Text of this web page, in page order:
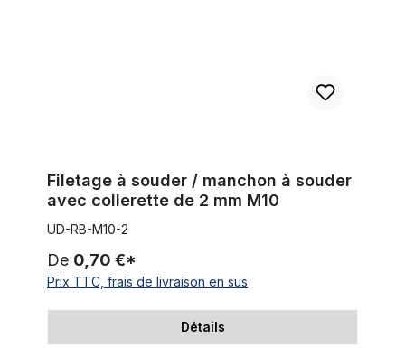
Filetage à souder / manchon à souder
avec collerette de 2 mm M10
UD-RB-M10-2
De 0,70 €*
Prix TTC, frais de livraison en sus
Détails